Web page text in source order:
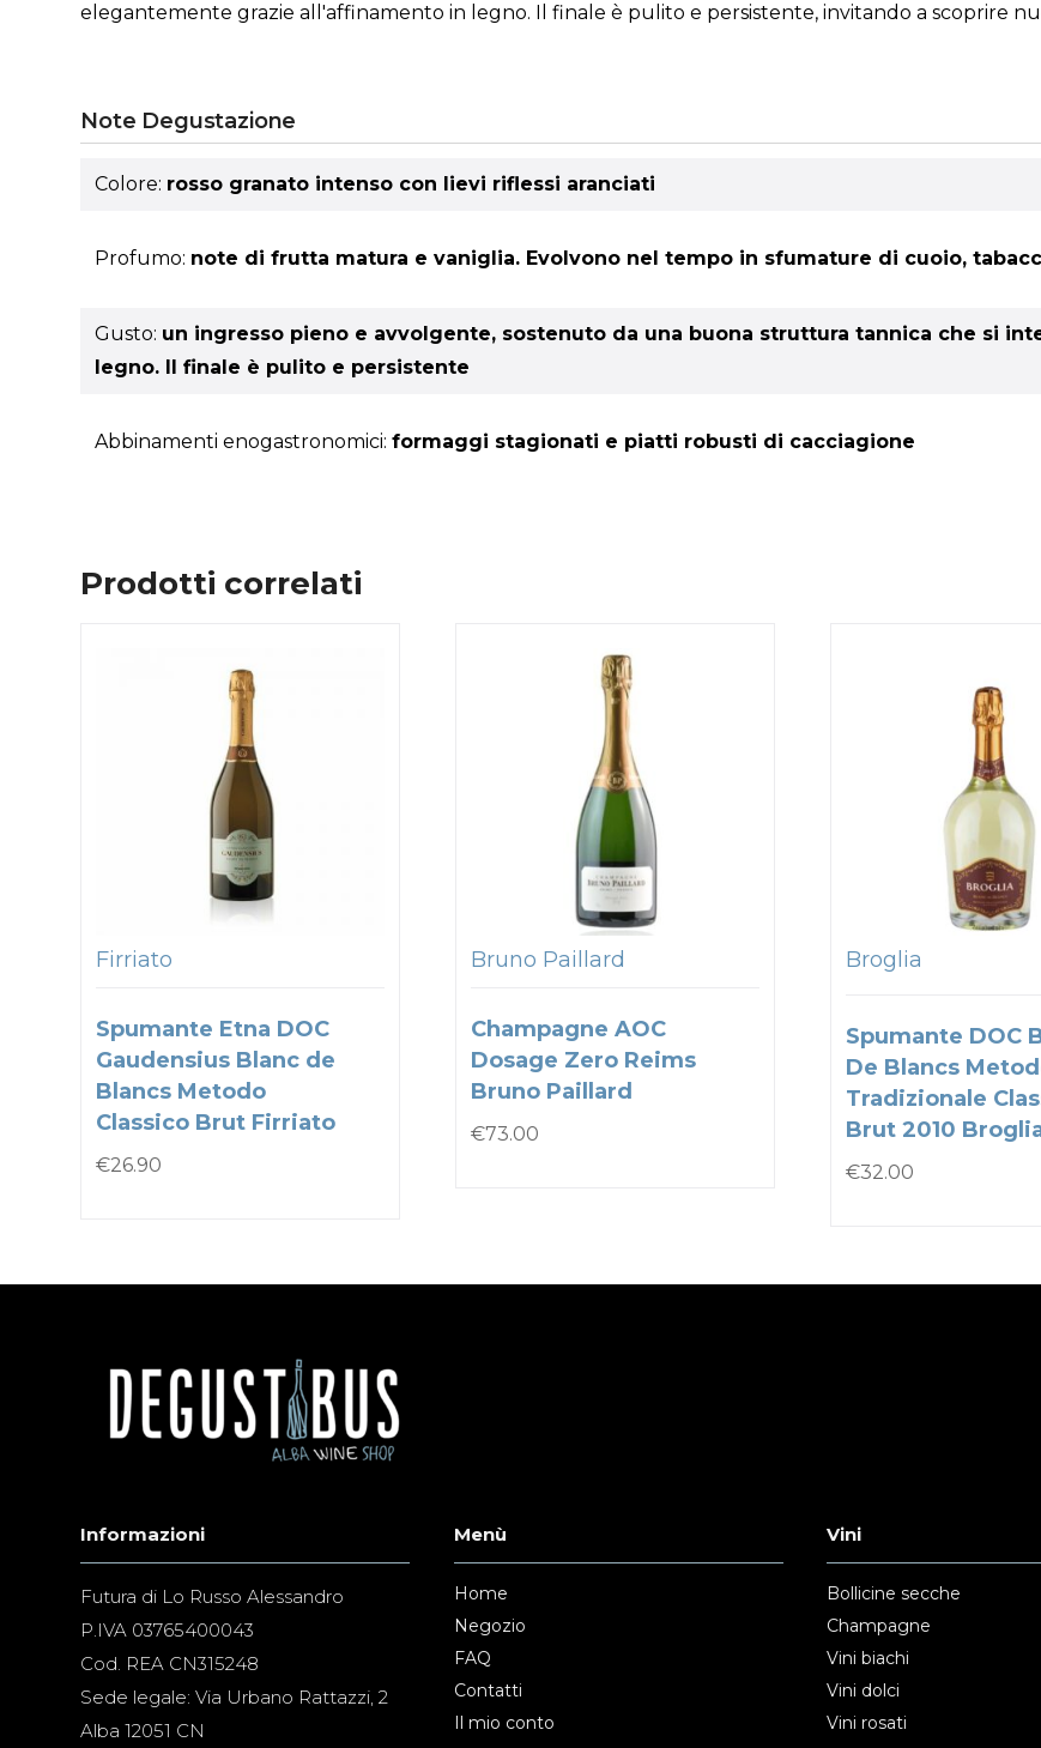
elegantemente grazie all'affinamento in legno. Il finale è pulito e persistente, invitando a scoprire
Note Degustazione
Colore: rosso granato intenso con lievi riflessi aranciati
Profumo: note di frutta matura e vaniglia. Evolvono nel tempo in sfumature di cuoio,
Gusto: un ingresso pieno e avvolgente, sostenuto da una buona struttura tannica che si
legno. Il finale è pulito e persistente
Abbinamenti enogastronomici:formaggi stagionati e piatti robusti di cacciagione
Prodotti correlati
Firriato
Spumante Etna DOC
Gaudensius Blanc de
Blancs Metodo
Classico Brut Firriato
€26.90
Bruno Paillard
Champagne AOC
Dosage Zero Reims
Bruno Paillard
€73.00
Broglia
Spumante DOC
De Blancs
Tradizionale
Brut 2010
€32.00
Informazioni
Futura di Lo Russo Alessandro
P.IVA 03765400043
Cod. REA CN315248
Sede legale: Via Urbano Rattazzi, 2
Alba 12051 CN
Menù
Home
Negozio
FAQ
Contatti
Il mio conto
Vini
Bollicine secche
Champagne
Vini biachi
Vini dolci
Vini rosati